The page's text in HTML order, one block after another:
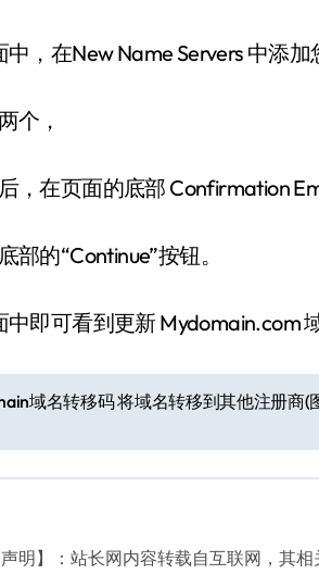
，在New Name Servers 中添
个，
，在页面的底部 Confirmation
部的“Continue”按钮。
即可看到更新 Mydomain.com
域名转移码 将域名转移到其他注册商(
声明】：站长网内容转载自互联网，其